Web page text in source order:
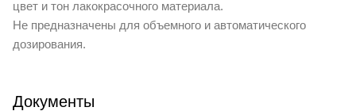
цвет и тон лакокрасочного материала.
Не предназначены для объемного и автоматического
дозирования.
Документы